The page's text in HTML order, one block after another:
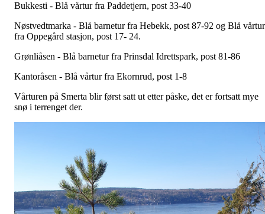
Bukkesti - Blå vårtur fra Paddetjern, post 33-40
Nøstvedtmarka - Blå barnetur fra Hebekk, post 87-92 og Blå vårtur
fra Oppegård stasjon, post 17- 24.
Grønliåsen - Blå barnetur fra Prinsdal Idrettspark, post 81-86
Kantoråsen - Blå vårtur fra Ekornrud, post 1-8
Vårturen på Smerta blir først satt ut etter påske, det er fortsatt mye
snø i terrenget der.